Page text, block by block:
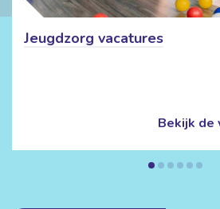
Jeugdzorg vacatures
Bekijk de